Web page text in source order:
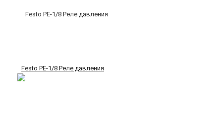
Festo PE-1/8 Реле давления